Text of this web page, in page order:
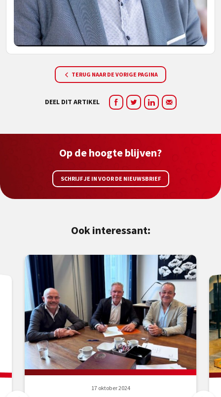
TERUG NAAR DE VORIGE PAGINA
DEEL DIT ARTIKEL
Op de hoogte blijven?
SCHRIJF JE IN VOOR DE NIEUWSBRIEF
Ook interessant:
17 oktober 2024